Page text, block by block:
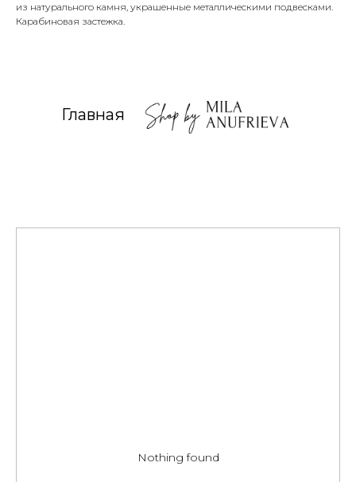
из натурального камня, украшенные металлическими подвесками.
Карабиновая застежка.
Главная
Nothing found